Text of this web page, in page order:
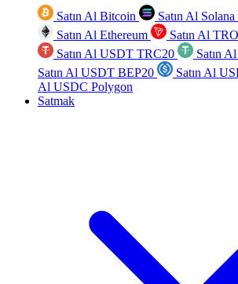
Satın Al Bitcoin Satın Al Solana
Satın Al Ethereum
Satın Al
Satın Al USDT TRC20
Satın
Satın Al USDT BEP20
Satın Al
Al USDC Polygon
Satmak